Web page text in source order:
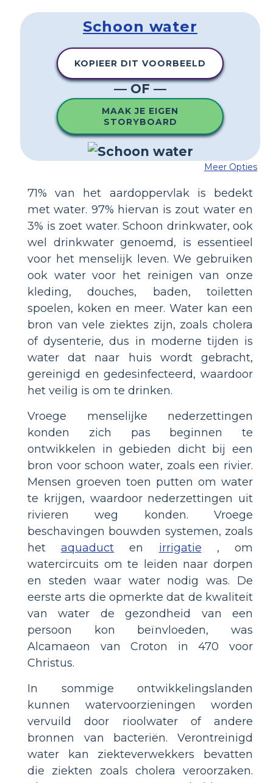
Schoon water
KOPIEER DIT VOORBEELD
— OF —
MAAK JE EIGEN
STORYBOARD
Meer Opties
71% van het aardoppervlak is bedekt
met water. 97% hiervan is zout water en
3% is zoet water. Schoon drinkwater, ook
wel drinkwater genoemd, is essentieel
voor het menselijk leven. We gebruiken
ook water voor het reinigen van onze
kleding, douches, baden, toiletten
spoelen, koken en meer. Water kan een
bron van vele ziektes zijn, zoals cholera
of dysenterie, dus in moderne tijden is
water dat naar huis wordt gebracht,
gereinigd en gedesinfecteerd, waardoor
het veilig is om te drinken.
Vroege menselijke nederzettingen
konden zich pas beginnen te
ontwikkelen in gebieden dicht bij een
bron voor schoon water, zoals een rivier.
Mensen groeven toen putten om water
te krijgen, waardoor nederzettingen uit
rivieren weg konden. Vroege
beschavingen bouwden systemen, zoals
hetaquaduct en irrigatie , om
watercircuits om te leiden naar dorpen
en steden waar water nodig was. De
eerste arts die opmerkte dat de kwaliteit
van water de gezondheid van een
persoon kon beïnvloeden, was
Alcamaeon van Croton in 470 voor
Christus.
In sommige ontwikkelingslanden
kunnen watervoorzieningen worden
vervuild door rioolwater of andere
bronnen van bacteriën. Verontreinigd
water kan ziekteverwekkers bevatten
die ziekten zoals cholera veroorzaken.